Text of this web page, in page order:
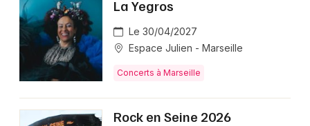
La Yegros
Le 30/04/2027
Espace Julien - Marseille
Concerts à Marseille
Rock en Seine 2026